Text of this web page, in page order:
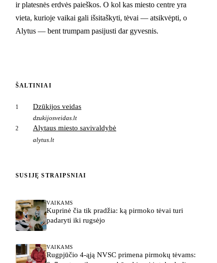
ir platesnės erdvės paieškos. O kol kas miesto centre yra
vieta, kurioje vaikai gali išsitaškyti, tėvai — atsikvėpti, o
Alytus — bent trumpam pasijusti dar gyvesnis.
ŠALTINIAI
1 Dzūkijos veidas
dzukijosveidas.lt
2 Alytaus miesto savivaldybė
alytus.lt
SUSIJĘ STRAIPSNIAI
VAIKAMS
Kuprinė čia tik pradžia: ką pirmoko tėvai turi
padaryti iki rugsėjo
VAIKAMS
Rugpjūčio 4-ąją NVSC primena pirmokų tėvams: